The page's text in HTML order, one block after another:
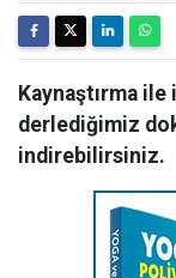
Kaynaştırma
derlediğimiz
indirebilirsiniz.